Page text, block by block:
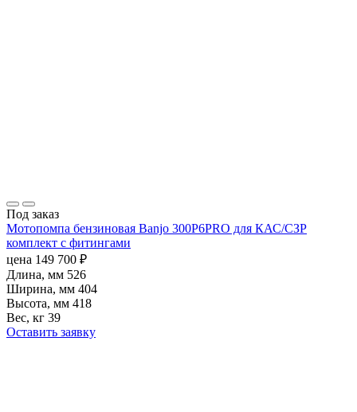
Под заказ
Мотопомпа бензиновая Banjo 300P6PRO для КАС/СЗР
комплект с фитингами
цена 149 700 ₽
Длина, мм 526
Ширина, мм 404
Высота, мм 418
Вес, кг 39
Оставить заявку